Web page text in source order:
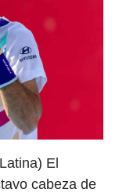
El
cabeza de